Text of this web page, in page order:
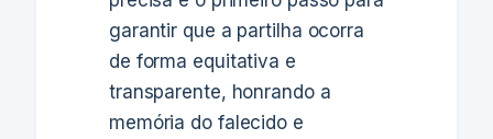
garantir que a partilha ocorra
de forma equitativa e
transparente, honrando a
memória do falecido e